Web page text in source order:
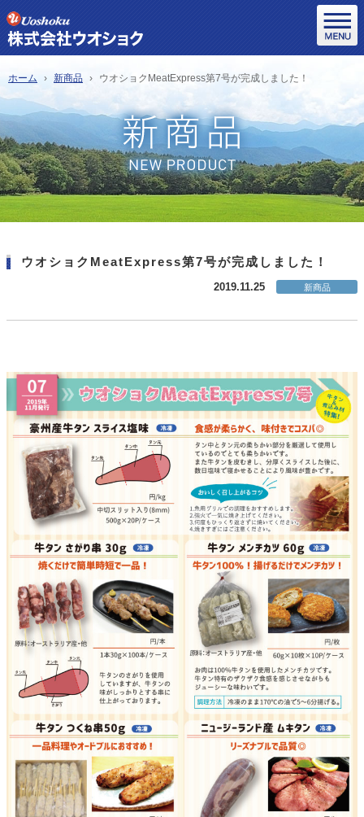
ホーム 新商品 ウオショクMeatExpress第7号が完成しました！
ウオショクMeatExpress第7号が完成しました！
2019.11.25 新商品